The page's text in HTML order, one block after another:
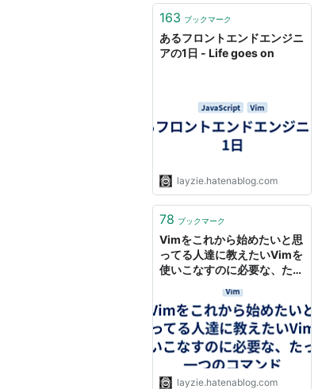
163 ブックマーク
あるフロントエンドエンジニ
アの1日 - Life goes on
layzie.hatenablog.com
78 ブックマーク
Vimをこれから始めたいと思
ってる人達に教えたいVimを
使いこなすのに必要な、たっ
layzie.hatenablog.com